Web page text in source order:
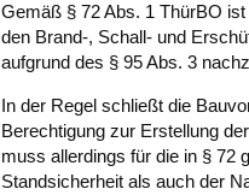
Gemäß § 72 Abs. 1 ThürBO
den Brand-, Schall- und
aufgrund des § 95 Abs. 3
In der Regel schließt die
Berechtigung zur Erstellung
muss allerdings für die in § 72
Standsicherheit als auch der